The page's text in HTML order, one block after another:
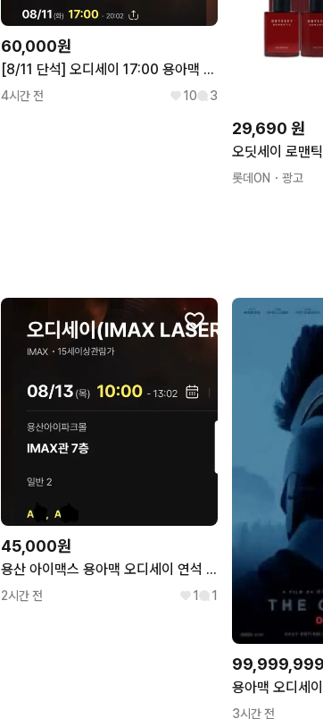
60,000원
[8/11 단석] 오디세이 17:00 용아맥 cgv 용산 아이맥스
4시간 전 10 3
29,690 원
오딧세이 로맨
롯데ON ・광고
45,000원
용산 아이맥스 용아맥 오디세이 연석 양도
2시간 전 1 1
용아맥 오디세
3시간 전